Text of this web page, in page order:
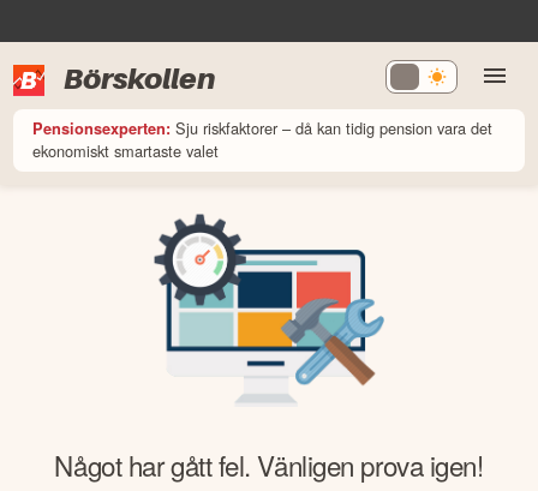
Börskollen
Pensionsexperten: Sju riskfaktorer – då kan tidig pension vara det
ekonomiskt smartaste valet
Något har gått fel. Vänligen prova igen!